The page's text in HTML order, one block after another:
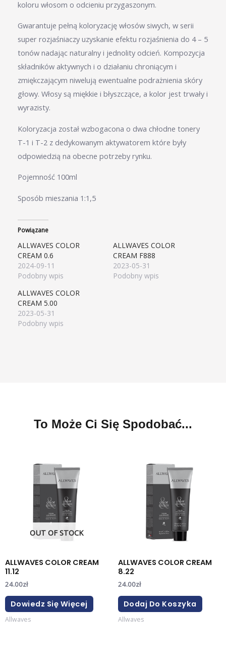
koloru włosom o odcieniu przygaszonym.
Gwarantuje pełną koloryzację włosów siwych, w serii
super rozjaśniaczy uzyskanie efektu rozjaśnienia do 4 – 5
tonów nadając naturalny i jednolity odcień. Kompozycja
składników aktywnych i o działaniu chroniącym i
zmiękczającym niwelują ewentualne podrażnienia skóry
głowy. Włosy są miękkie i błyszczące, a kolor jest trwały i
wyrazisty.
Koloryzacja został wzbogacona o dwa chłodne tonery
T-1 i T-2 z dedykowanym aktywatorem które były
odpowiedzią na obecne potrzeby rynku.
Pojemność 100ml
Sposób mieszania 1:1,5
Powiązane
ALLWAVES COLOR
CREAM 0.6
2024-09-11
Podobny wpis
ALLWAVES COLOR
CREAM F888
2023-05-31
Podobny wpis
ALLWAVES COLOR
CREAM 5.00
2023-05-31
Podobny wpis
To Może Ci Się Spodobać...
OUT OF STOCK
ALLWAVES COLOR CREAM
11.12
24.00zł
Dowiedz Się Więcej
Allwaves
ALLWAVES COLOR CREAM
8.22
24.00zł
Dodaj Do Koszyka
Allwaves